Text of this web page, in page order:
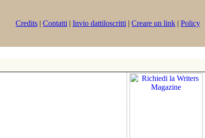
Credits | Contatti | Invio dattiloscritti | Creare un link | Policy